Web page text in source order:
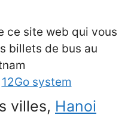
ce site web qui vous
billets de bus au
12Go system
villes, Hanoi